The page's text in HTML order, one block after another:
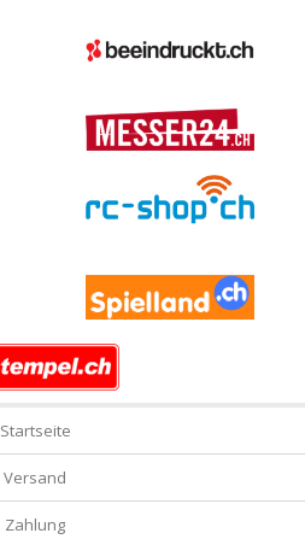
Startseite
Versand
Zahlung